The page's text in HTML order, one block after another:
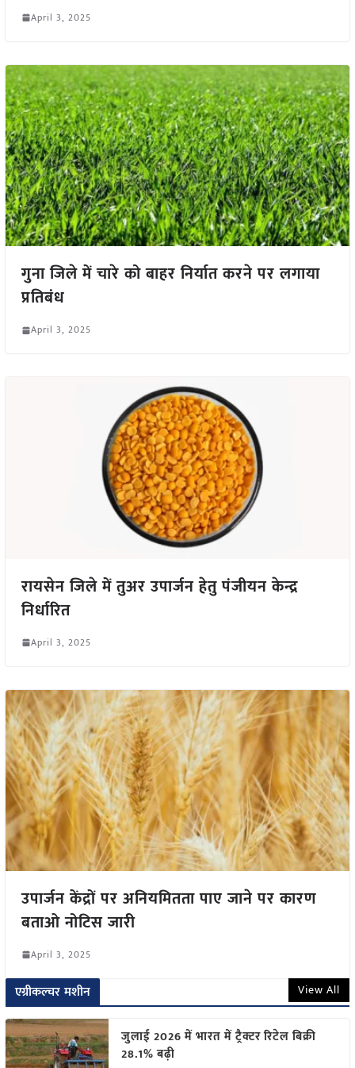
April 3, 2025
गुना जिले में चारे को बाहर निर्यात करने पर लगाया
प्रतिबंध
April 3, 2025
रायसेन जिले में तुअर उपार्जन हेतु पंजीयन केन्द्र
निर्धारित
April 3, 2025
उपार्जन केंद्रों पर अनियमितता पाए जाने पर कारण
बताओ नोटिस जारी
April 3, 2025
एग्रीकल्चर मशीन View All
जुलाई 2026 में भारत में ट्रैक्टर रिटेल बिक्री
28.1% बढ़ी